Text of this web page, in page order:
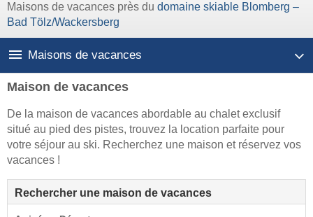
Maisons de vacances près du domaine skiable Blomberg –
Bad Tölz/​Wackersberg
Maisons de vacances
Maison de vacances
De la maison de vacances abordable au chalet exclusif
situé au pied des pistes, trouvez la location parfaite pour
votre séjour au ski. Recherchez une maison et réservez vos
vacances !
Rechercher une maison de vacances